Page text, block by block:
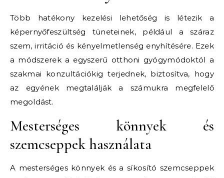
Több hatékony kezelési lehetőség is létezik a
képernyőfeszültség tüneteinek, például a száraz
szem, irritáció és kényelmetlenség enyhítésére. Ezek
a módszerek a egyszerű otthoni gyógymódoktól a
szakmai konzultációkig terjednek, biztosítva, hogy
az egyének megtalálják a számukra megfelelő
megoldást.
Mesterséges könnyek és
szemcseppek használata
A mesterséges könnyek és a síkosító szemcseppek